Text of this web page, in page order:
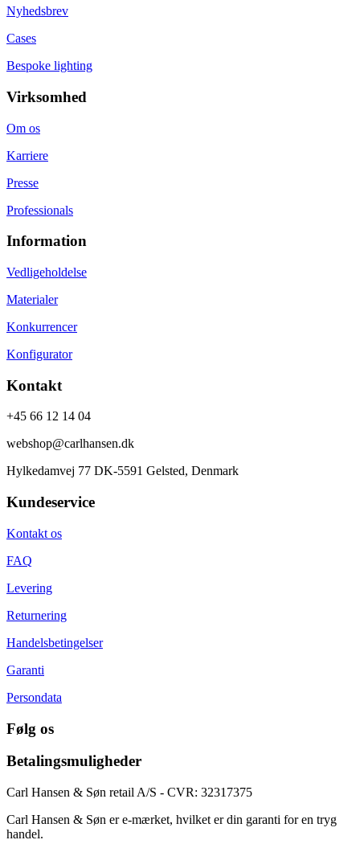
Nyhedsbrev
Cases
Bespoke lighting
Virksomhed
Om os
Karriere
Presse
Professionals
Information
Vedligeholdelse
Materialer
Konkurrencer
Konfigurator
Kontakt
+45 66 12 14 04
webshop@carlhansen.dk
Hylkedamvej 77 DK-5591 Gelsted, Denmark
Kundeservice
Kontakt os
FAQ
Levering
Returnering
Handelsbetingelser
Garanti
Persondata
Følg os
Betalingsmuligheder
Carl Hansen & Søn retail A/S - CVR: 32317375
Carl Hansen & Søn er e-mærket, hvilket er din garanti for en tryg
handel.